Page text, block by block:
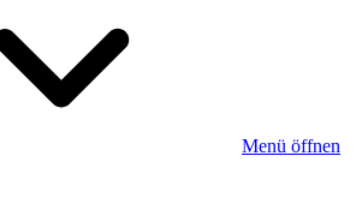
Menü öffnen